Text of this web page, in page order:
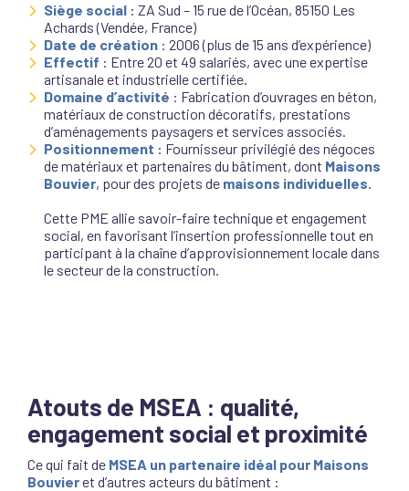
Siège social : ZA Sud – 15 rue de l’Océan, 85150 Les
Achards (Vendée, France)
Date de création : 2006 (plus de 15 ans d’expérience)
Effectif : Entre 20 et 49 salariés, avec une expertise
artisanale et industrielle certifiée.
Domaine d’activité : Fabrication d’ouvrages en béton,
matériaux de construction décoratifs, prestations
d’aménagements paysagers et services associés.
Positionnement : Fournisseur privilégié des négoces
de matériaux et partenaires du bâtiment, dont Maisons
Bouvier, pour des projets de maisons individuelles.
Cette PME allie savoir-faire technique et engagement
social, en favorisant l’insertion professionnelle tout en
participant à la chaîne d’approvisionnement locale dans
le secteur de la construction.
Atouts de MSEA : qualité,
engagement social et proximité
Ce qui fait de MSEA un partenaire idéal pour Maisons
Bouvieret d’autres acteurs du bâtiment :